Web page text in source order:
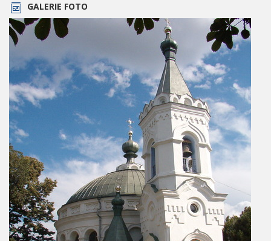
GALERIE FOTO